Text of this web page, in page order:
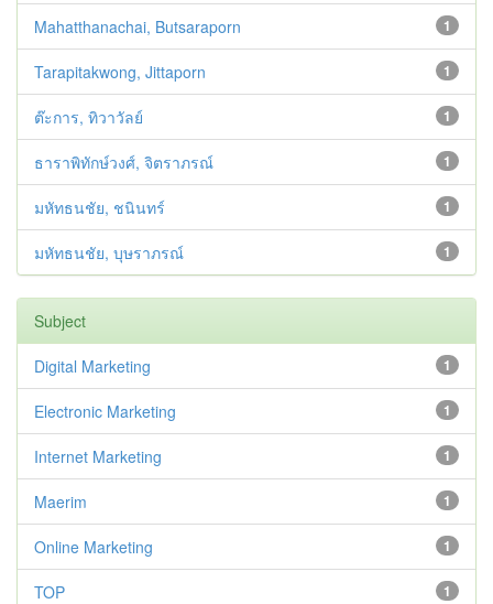
1
Mahatthanachai, Butsaraporn
1
Tarapitakwong, Jittaporn
1
ต๊ะการ, ทิวาวัลย์
1
ธาราพิทักษ์วงศ์, จิตราภรณ์
1
มหัทธนชัย, ชนินทร์
1
มหัทธนชัย, บุษราภรณ์
Subject
1
Digital Marketing
1
Electronic Marketing
1
Internet Marketing
1
Maerim
1
Online Marketing
1
TOP